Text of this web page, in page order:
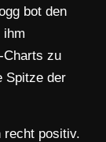
bot den
ihm
Charts zu
Spitze der
recht positiv.